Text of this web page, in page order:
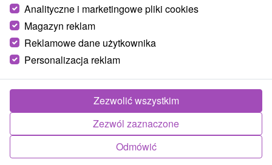
Region turystyczny
Vtáčnik, Strážovské vrchy, Ponitrie, Trenčiansky kraj
Znalazłeś błąd lub chcesz polecić nam nową atrakcję
Zgłoś błąd
Analityczne i marketingowe pliki cookies
Magazyn reklam
Reklamowe dane użytkownika
Personalizacja reklam
Odmówić
Zezwól zaznaczone
Zezwolić wszystkim